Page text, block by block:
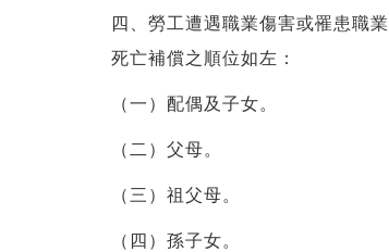
四、勞工遭遇職業傷害或罹患職
死亡補償之順位如左：
（一）配偶及子女。
（二）父母。
（三）祖父母。
（四）孫子女。